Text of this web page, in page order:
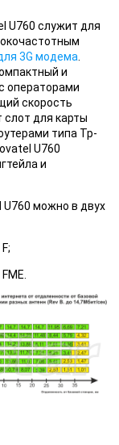
U760 служит для
3G модема.
и
операторами
скорость
для карты
типа Tp-
U760
и
U760 можно в двух